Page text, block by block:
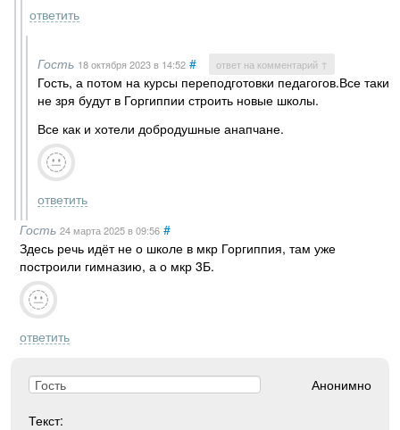
ответить
Гость 18 октября 2023в 14:52 # ответ на комментарий ↑
Гость, а потом на курсы переподготовки педагогов.Все таки
не зря будут в Горгиппии строить новые школы.
Все как и хотели добродушные анапчане.
ответить
Гость 24 марта 2025в 09:56 #
Здесь речь идёт не о школе в мкр Горгиппия, там уже
построили гимназию, а о мкр 3Б.
ответить
Анонимно
Текст: